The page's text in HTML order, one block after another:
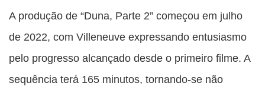
A produção de “Duna, Parte 2” começou em julho
de 2022, com Villeneuve expressando entusiasmo
pelo progresso alcançado desde o primeiro filme. A
sequência terá 165 minutos, tornando-se não